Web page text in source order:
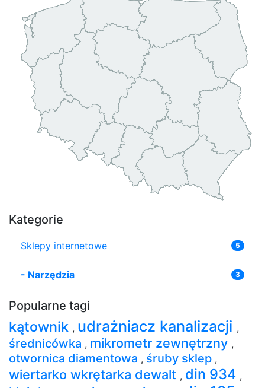
Kategorie
Sklepy internetowe 5
- Narzędzia 3
Popularne tagi
kątownik , udrażniacz kanalizacji ,
średnicówka , mikrometr zewnętrzny ,
otwornica diamentowa , śruby sklep ,
wiertarko wkrętarka dewalt , din 934 ,